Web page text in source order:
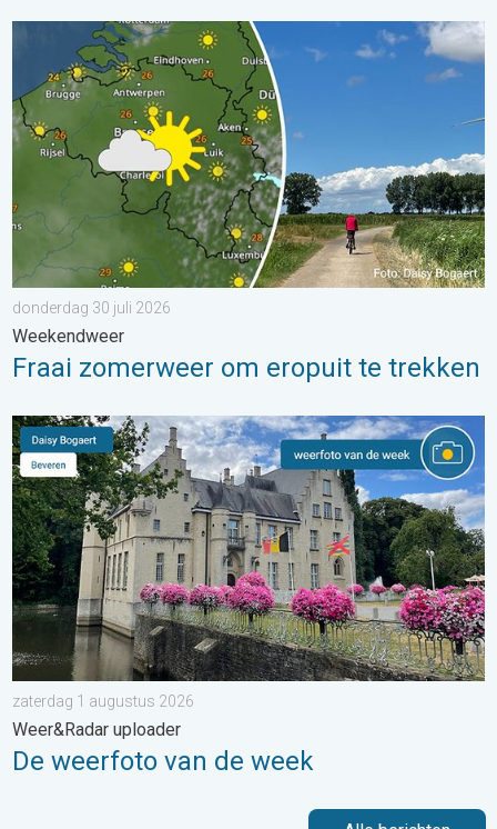
Fraai zomerweer om eropuit te trekken. Weekendweer. . .
donderdag 30 juli 2026
Weekendweer
Fraai zomerweer om eropuit te trekken
De weerfoto van de week. Weer&Radar uploader. . . zaterdag
zaterdag 1 augustus 2026
Weer&Radar uploader
De weerfoto van de week